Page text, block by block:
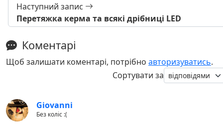
Наступний запис
Перетяжка керма та всякі дрібниці LED
Коментарі
Щоб залишати коментарі, потрібно авторизуватись.
Сортувати за
Giovanni
Без коліс :(